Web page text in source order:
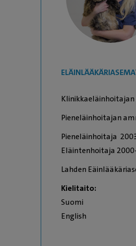
Pieneläinhoitajan
Pieneläinhoitaja
Eläintenhoitaja
Lahden
Kielitaito:
Suomi
English